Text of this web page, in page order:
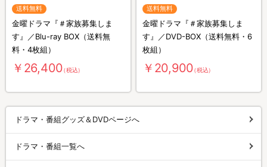
送料無料
金曜ドラマ『＃家族募集しま
す』／Blu-ray BOX（送料無
料・4枚組）
￥26,400（税込）
送料無料
金曜ドラマ『＃家族募集しま
す』／DVD-BOX（送料無料・6
枚組）
￥20,900（税込）
ドラマ・番組グッズ＆DVDページへ
ドラマ・番組一覧へ